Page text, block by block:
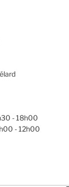
- 18h00
- 12h00